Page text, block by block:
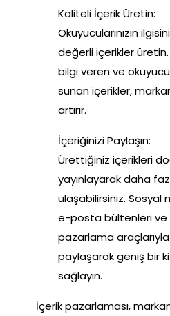
Kaliteli İçerik Üretin:
Okuyucularınızın
değerli içerikler üretin.
bilgi veren ve
sunan içerikler,
artırır.
İçeriğinizi Paylaşın:
Ürettiğiniz içerikleri
yayınlayarak daha
ulaşabilirsiniz. Sosyal
e-posta bültenleri ve
pazarlama
paylaşarak geniş bir
sağlayın.
İçerik pazarlaması,